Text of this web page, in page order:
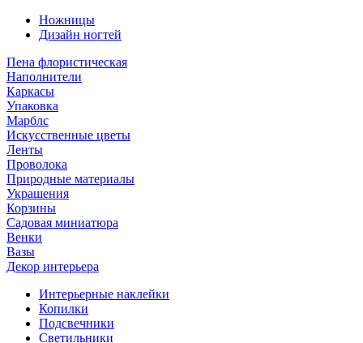
Ножницы
Дизайн ногтей
Пена флористическая
Наполнители
Каркасы
Упаковка
Марблс
Искусственные цветы
Ленты
Проволока
Природные материалы
Украшения
Корзины
Садовая миниатюра
Венки
Вазы
Декор интерьера
Интерьерные наклейки
Копилки
Подсвечники
Светильники